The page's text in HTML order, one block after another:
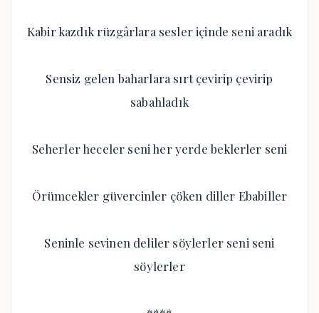
Kabir kazdık rüzgârlara sesler içinde seni aradık
Sensiz gelen baharlara sırt çevirip çevirip
sabahladık
Seherler heceler seni her yerde beklerler seni
Örümcekler güvercinler çöken diller Ebabiller
Seninle sevinen deliler söylerler seni seni
söylerler